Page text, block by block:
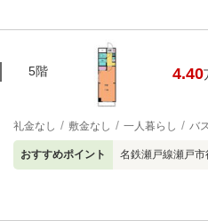
5階 4.40
礼金なし 敷金なし 一人暮らし バ
おすすめポイント 名鉄瀬戸線瀬戸市